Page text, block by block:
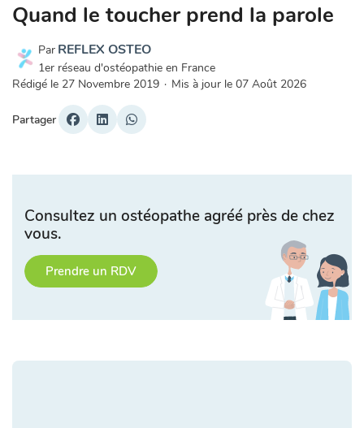
Quand le toucher prend la parole
Par REFLEX OSTEO
1er réseau d'ostéopathie en France
Rédigé le 27 Novembre 2019 · Mis à jour le 07 Août 2026
Partager
Consultez un ostéopathe agréé près de chez
vous.
Prendre un RDV